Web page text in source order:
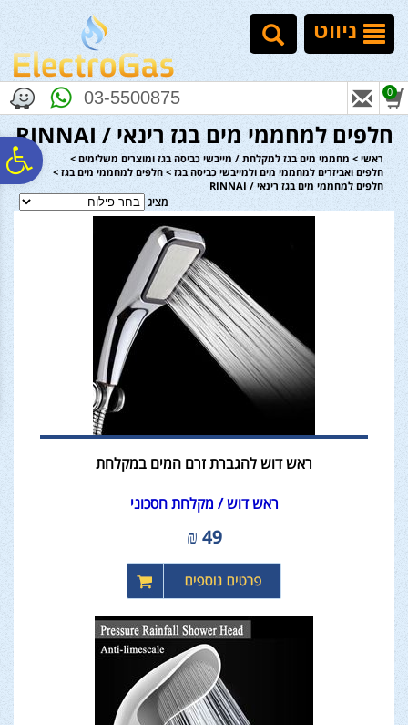
נגישות
אתר
המרכזי
ניווט
03-5500875 0
חלפים למחממי מים בגז רינאי / RINNAI
ראשי > מחממי מים בגז למקלחת / מייבשי כביסה בגז ומוצרים משלימים >
חלפים ואביזרים למחממי מים ולמייבשי כביסה בגז > חלפים למחממי מים בגז >
חלפים למחממי מים בגז רינאי / RINNAI
מציג
ראש דוש להגברת זרם המים במקלחת
ראש דוש / מקלחת חסכוני
49
₪